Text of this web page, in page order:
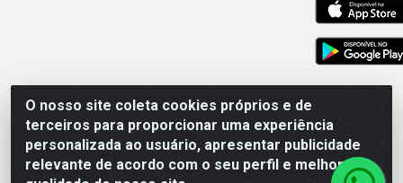
O nosso site coleta cookies próprios e de
terceiros para proporcionar uma experiência
personalizada ao usuário, apresentar publicidade
relevante de acordo com o seu perfil e melhorar a
Cardeal Distribuidora - Estrada Alto do Moura, 582 - Alto
do Moura - Caruaru/PE - CEP 55.040-120 - CNPJ
05.253.499/0001-62